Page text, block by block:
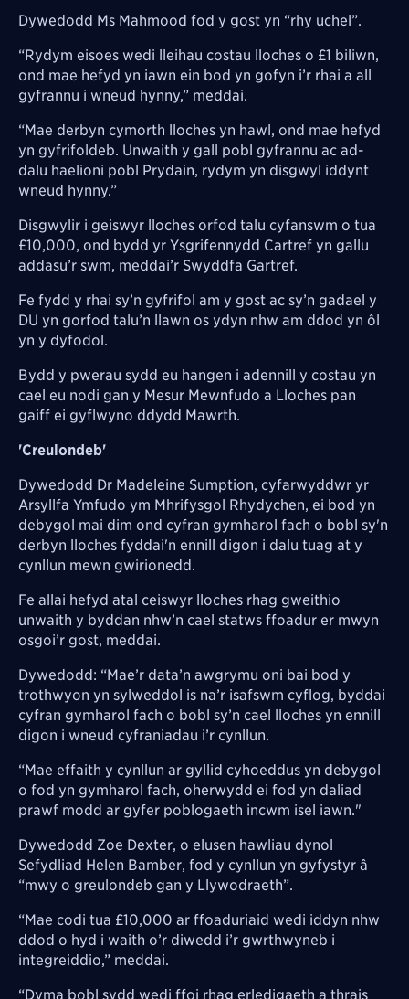
Dywedodd Ms Mahmood fod y gost yn “rhy uchel”.
“Rydym eisoes wedi lleihau costau lloches o £1 biliwn,
ond mae hefyd yn iawn ein bod yn gofyn i’r rhai a all
gyfrannu i wneud hynny,” meddai.
“Mae derbyn cymorth lloches yn hawl, ond mae hefyd
yn gyfrifoldeb. Unwaith y gall pobl gyfrannu ac ad-
dalu haelioni pobl Prydain, rydym yn disgwyl iddynt
wneud hynny.”
Disgwylir i geiswyr lloches orfod talu cyfanswm o tua
£10,000, ond bydd yr Ysgrifennydd Cartref yn gallu
addasu’r swm, meddai’r Swyddfa Gartref.
Fe fydd y rhai sy’n gyfrifol am y gost ac sy’n gadael y
DU yn gorfod talu’n llawn os ydyn nhw am ddod yn ôl
yn y dyfodol.
Bydd y pwerau sydd eu hangen i adennill y costau yn
cael eu nodi gan y Mesur Mewnfudo a Lloches pan
gaiff ei gyflwyno ddydd Mawrth.
'Creulondeb'
Dywedodd Dr Madeleine Sumption, cyfarwyddwr yr
Arsyllfa Ymfudo ym Mhrifysgol Rhydychen, ei bod yn
debygol mai dim ond cyfran gymharol fach o bobl sy'n
derbyn lloches fyddai'n ennill digon i dalu tuag at y
cynllun mewn gwirionedd.
Fe allai hefyd atal ceiswyr lloches rhag gweithio
unwaith y byddan nhw’n cael statws ffoadur er mwyn
osgoi’r gost, meddai.
Dywedodd: “Mae’r data’n awgrymu oni bai bod y
trothwyon yn sylweddol is na’r isafswm cyflog, byddai
cyfran gymharol fach o bobl sy’n cael lloches yn ennill
digon i wneud cyfraniadau i’r cynllun.
“Mae effaith y cynllun ar gyllid cyhoeddus yn debygol
o fod yn gymharol fach, oherwydd ei fod yn daliad
prawf modd ar gyfer poblogaeth incwm isel iawn."
Dywedodd Zoe Dexter, o elusen hawliau dynol
Sefydliad Helen Bamber, fod y cynllun yn gyfystyr â
“mwy o greulondeb gan y Llywodraeth”.
“Mae codi tua £10,000 ar ffoaduriaid wedi iddyn nhw
ddod o hyd i waith o’r diwedd i’r gwrthwyneb i
integreiddio,” meddai.
“Dyma bobl sydd wedi ffoi rhag erledigaeth a thrais